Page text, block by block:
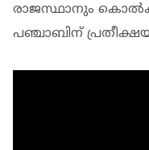
രാജസ്ഥാനും
പഞ്ചാബിന്